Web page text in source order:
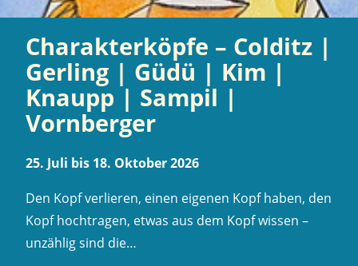
Charakterköpfe – Colditz |
Gerling | Güdü | Kim |
Knaupp | Sampil |
Vornberger
25. Juli bis 18. Oktober 2026
Den Kopf verlieren, einen eigenen Kopf haben, den
Kopf hochtragen, etwas aus dem Kopf wissen –
unzählig sind die…